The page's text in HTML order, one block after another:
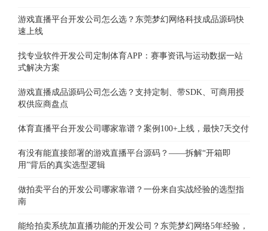
游戏直播平台开发公司怎么选？东莞梦幻网络科技成品源码快
速上线
找专业软件开发公司定制体育APP：赛事资讯与运动数据一站
式解决方案
游戏直播成品源码公司怎么选？支持定制、带SDK、可商用授
权供应商盘点
体育直播平台开发公司哪家靠谱？案例100+上线，最快7天交付
有没有能直接部署的游戏直播平台源码？——拆解“开箱即
用”背后的真实选型逻辑
做拍卖平台的开发公司哪家靠谱？一份来自实战经验的选型指
南
能给拍卖系统加直播功能的开发公司？东莞梦幻网络5年经验，